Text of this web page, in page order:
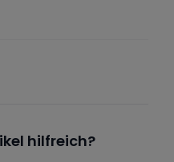
hilfreich?